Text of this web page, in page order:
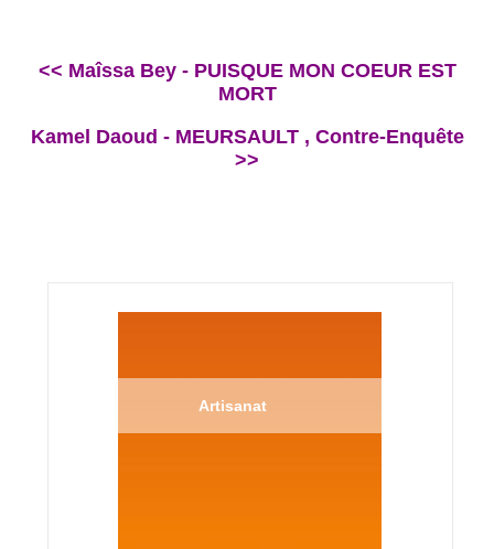
<< Maîssa Bey - PUISQUE MON COEUR EST
MORT
Kamel Daoud - MEURSAULT , Contre-Enquête
>>
Artisanat